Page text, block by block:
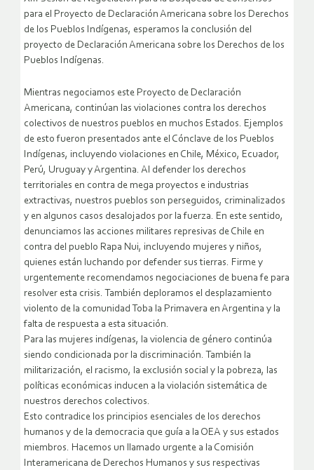
para el Proyecto de Declaración Americana sobre los Derechos
de los Pueblos Indígenas, esperamos la conclusión del
proyecto de Declaración Americana sobre los Derechos de los
Pueblos Indígenas.
Mientras negociamos este Proyecto de Declaración
Americana, continúan las violaciones contra los derechos
colectivos de nuestros pueblos en muchos Estados. Ejemplos
de esto fueron presentados ante el Cónclave de los Pueblos
Indígenas, incluyendo violaciones en Chile, México, Ecuador,
Perú, Uruguay y Argentina. Al defender los derechos
territoriales en contra de mega proyectos e industrias
extractivas, nuestros pueblos son perseguidos, criminalizados
y en algunos casos desalojados por la fuerza. En este sentido,
denunciamos las acciones militares represivas de Chile en
contra del pueblo Rapa Nui, incluyendo mujeres y niños,
quienes están luchando por defender sus tierras. Firme y
urgentemente recomendamos negociaciones de buena fe para
resolver esta crisis. También deploramos el desplazamiento
violento de la comunidad Toba la Primavera en Argentina y la
falta de respuesta a esta situación.
Para las mujeres indígenas, la violencia de género continúa
siendo condicionada por la discriminación. También la
militarización, el racismo, la exclusión social y la pobreza, las
políticas económicas inducen a la violación sistemática de
nuestros derechos colectivos.
Esto contradice los principios esenciales de los derechos
humanos y de la democracia que guía a la OEA y sus estados
miembros. Hacemos un llamado urgente a la Comisión
Interamericana de Derechos Humanos y sus respectivas